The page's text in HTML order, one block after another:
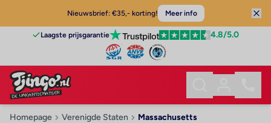
Nieuwsbrief: €35,- korting! Meer info
Laagste prijsgarantie 4.8/5.0
Homepage Verenigde Staten Massachusetts